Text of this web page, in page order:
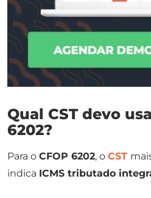
Qual CST devo
6202?
Para o CFOP 6202, o CST
indica ICMS tributado